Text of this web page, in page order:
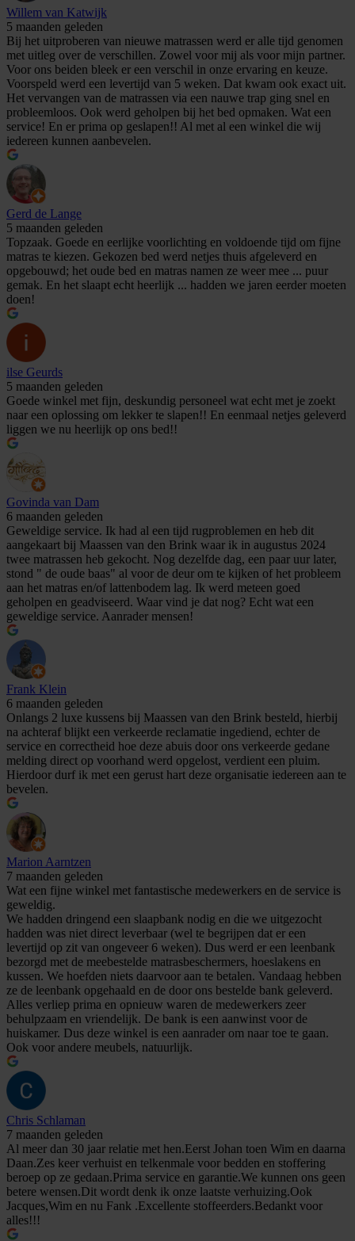
Willem van Katwijk
5 maanden geleden
Bij het uitproberen van nieuwe matrassen werd er alle tijd genomen
met uitleg over de verschillen. Zowel voor mij als voor mijn partner.
Voor ons beiden bleek er een verschil in onze ervaring en keuze.
Voorspeld werd een levertijd van 5 weken. Dat kwam ook exact uit.
Het vervangen van de matrassen via een nauwe trap ging snel en
probleemloos. Ook werd geholpen bij het bed opmaken. Wat een
service! En er prima op geslapen!! Al met al een winkel die wij
iedereen kunnen aanbevelen.
Gerd de Lange
5 maanden geleden
Topzaak. Goede en eerlijke voorlichting en voldoende tijd om fijne
matras te kiezen. Gekozen bed werd netjes thuis afgeleverd en
opgebouwd; het oude bed en matras namen ze weer mee ... puur
gemak. En het slaapt echt heerlijk ... hadden we jaren eerder moeten
doen!
ilse Geurds
5 maanden geleden
Goede winkel met fijn, deskundig personeel wat echt met je zoekt
naar een oplossing om lekker te slapen!! En eenmaal netjes geleverd
liggen we nu heerlijk op ons bed!!
Govinda van Dam
6 maanden geleden
Geweldige service. Ik had al een tijd rugproblemen en heb dit
aangekaart bij Maassen van den Brink waar ik in augustus 2024
twee matrassen heb gekocht. Nog dezelfde dag, een paar uur later,
stond " de oude baas" al voor de deur om te kijken of het probleem
aan het matras en/of lattenbodem lag. Ik werd meteen goed
geholpen en geadviseerd. Waar vind je dat nog? Echt wat een
geweldige service. Aanrader mensen!
Frank Klein
6 maanden geleden
Onlangs 2 luxe kussens bij Maassen van den Brink besteld, hierbij
na achteraf blijkt een verkeerde reclamatie ingediend, echter de
service en correctheid hoe deze abuis door ons verkeerde gedane
melding direct op voorhand werd opgelost, verdient een pluim.
Hierdoor durf ik met een gerust hart deze organisatie iedereen aan te
bevelen.
Marion Aarntzen
7 maanden geleden
Wat een fijne winkel met fantastische medewerkers en de service is
geweldig.
We hadden dringend een slaapbank nodig en die we uitgezocht
hadden was niet direct leverbaar (wel te begrijpen dat er een
levertijd op zit van ongeveer 6 weken). Dus werd er een leenbank
bezorgd met de meebestelde matrasbeschermers, hoeslakens en
kussen. We hoefden niets daarvoor aan te betalen. Vandaag hebben
ze de leenbank opgehaald en de door ons bestelde bank geleverd.
Alles verliep prima en opnieuw waren de medewerkers zeer
behulpzaam en vriendelijk. De bank is een aanwinst voor de
huiskamer. Dus deze winkel is een aanrader om naar toe te gaan.
Ook voor andere meubels, natuurlijk.
Chris Schlaman
7 maanden geleden
Al meer dan 30 jaar relatie met hen.Eerst Johan toen Wim en daarna
Daan.Zes keer verhuist en telkenmale voor bedden en stoffering
beroep op ze gedaan.Prima service en garantie.We kunnen ons geen
betere wensen.Dit wordt denk ik onze laatste verhuizing.Ook
Jacques,Wim en nu Fank .Excellente stoffeerders.Bedankt voor
alles!!!